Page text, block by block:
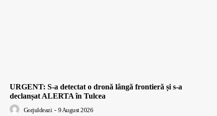
URGENT: S-a detectat o dronă lângă frontieră și s-a
declanșat ALERTA în Tulcea
Gorjuldeazi - 9 August 2026